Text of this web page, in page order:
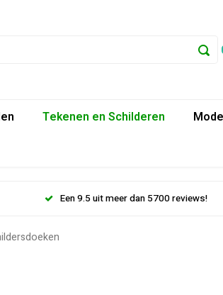
Tekenen en Schilderen
Een 9.5 uit meer dan 5700 reviews!